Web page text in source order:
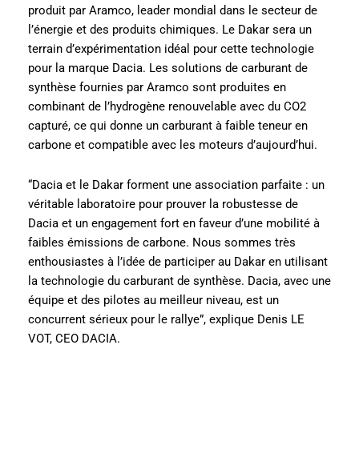
produit par Aramco, leader mondial dans le secteur de
l’énergie et des produits chimiques. Le Dakar sera un
terrain d’expérimentation idéal pour cette technologie
pour la marque Dacia. Les solutions de carburant de
synthèse fournies par Aramco sont produites en
combinant de l’hydrogène renouvelable avec du CO2
capturé, ce qui donne un carburant à faible teneur en
carbone et compatible avec les moteurs d’aujourd’hui.
“Dacia et le Dakar forment une association parfaite : un
véritable laboratoire pour prouver la robustesse de
Dacia et un engagement fort en faveur d’une mobilité à
faibles émissions de carbone. Nous sommes très
enthousiastes à l’idée de participer au Dakar en utilisant
la technologie du carburant de synthèse. Dacia, avec une
équipe et des pilotes au meilleur niveau, est un
concurrent sérieux pour le rallye”, explique Denis LE
VOT, CEO DACIA.